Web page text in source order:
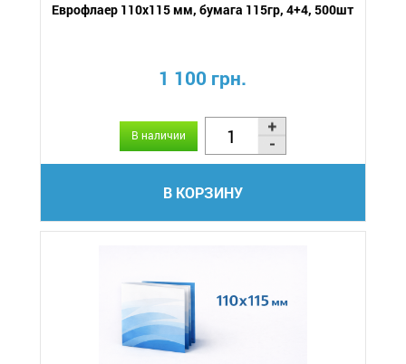
Еврофлаер 110х115 мм, бумага 115гр, 4+4, 500шт
1 100 грн.
В наличии
В КОРЗИНУ